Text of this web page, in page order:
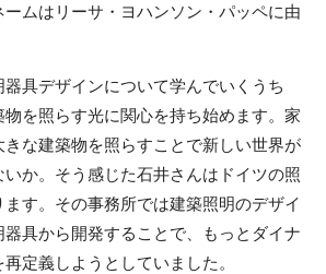
ムはリーサ・ヨハンソン・パッペに由
具デザインについて学んでいくうち
を照らす光に関心を持ち始めます。家
な建築物を照らすことで新しい世界が
いか。そう感じた石井さんはドイツの照
す。その事務所では建築照明のデザイ
器具から開発することで、もっとダイナ
定義しようとしていました。